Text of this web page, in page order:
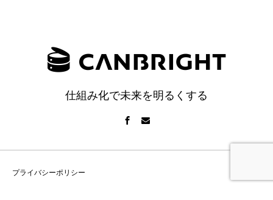
仕組み化で未来を明るくする
プライバシーポリシー